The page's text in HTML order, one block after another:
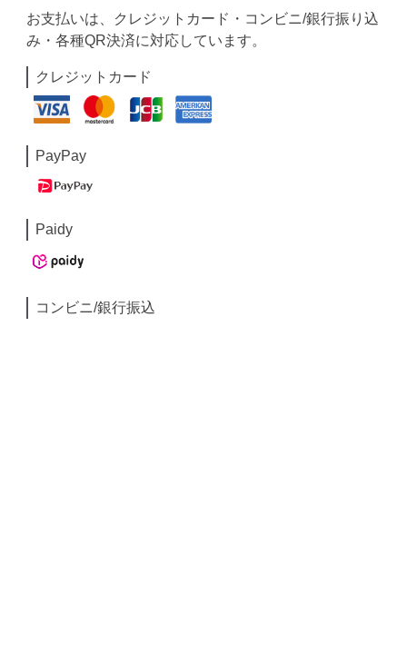
お支払いは、クレジットカード・コンビニ/銀行振り込
み・各種QR決済に対応しています。
クレジットカード
PayPay
Paidy
コンビニ/銀行振込